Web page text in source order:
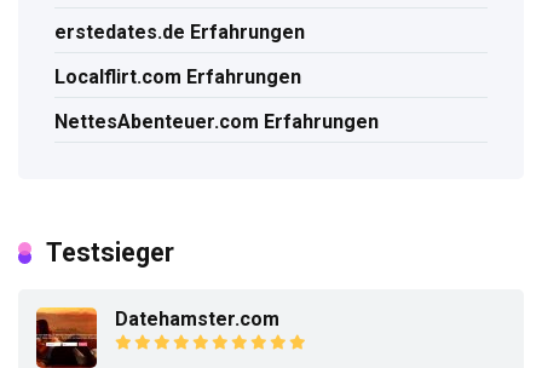
erstedates.de Erfahrungen
Localflirt.com Erfahrungen
NettesAbenteuer.com Erfahrungen
Testsieger
Datehamster.com